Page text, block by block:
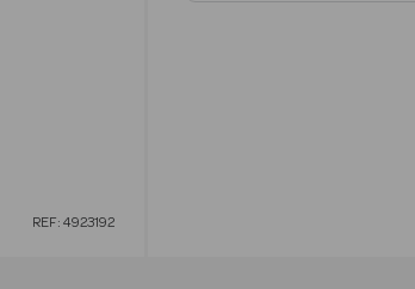
REF: 4923192